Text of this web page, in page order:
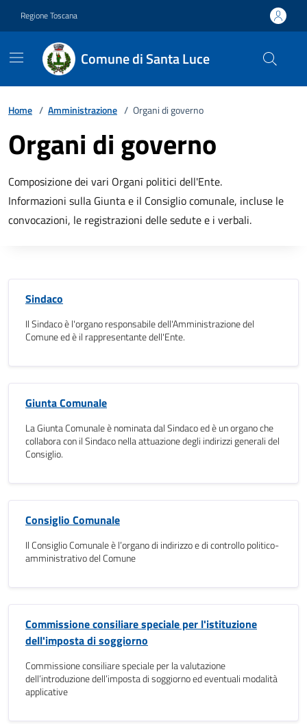
Regione Toscana
Comune di Santa Luce
Home / Amministrazione / Organi di governo
Organi di governo
Composizione dei vari Organi politici dell'Ente.
Informazioni sulla Giunta e il Consiglio comunale, incluse le
convocazioni, le registrazioni delle sedute e i verbali.
Sindaco
Il Sindaco è l'organo responsabile dell'Amministrazione del
Comune ed è il rappresentante dell'Ente.
Giunta Comunale
La Giunta Comunale è nominata dal Sindaco ed è un organo che
collabora con il Sindaco nella attuazione degli indirizzi generali del
Consiglio.
Consiglio Comunale
Il Consiglio Comunale è l’organo di indirizzo e di controllo politico-
amministrativo del Comune
Commissione consiliare speciale per l'istituzione
dell'imposta di soggiorno
Commissione consiliare speciale per la valutazione
dell’introduzione dell’imposta di soggiorno ed eventuali modalità
applicative